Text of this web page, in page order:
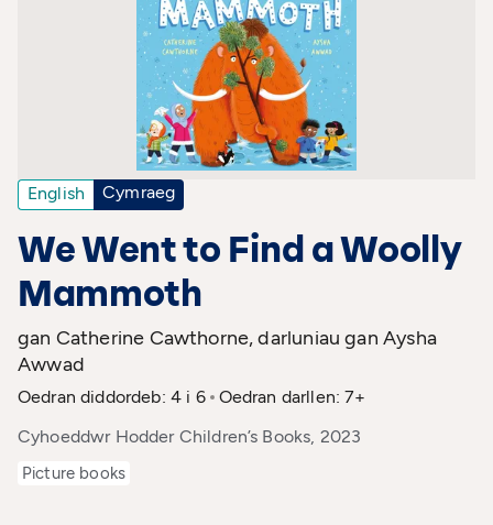
English Cymraeg
We Went to Find a Woolly
Mammoth
gan Catherine Cawthorne, darluniau gan Aysha
Awwad
Oedran diddordeb: 4 i 6
Oedran darllen: 7+
Cyhoeddwr Hodder Children’s Books, 2023
Picture books